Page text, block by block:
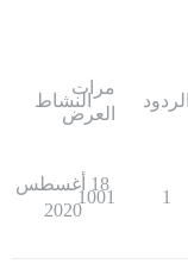
الردود
مرات
العرض
النشاط
1
1001
18 أغسطس
2020